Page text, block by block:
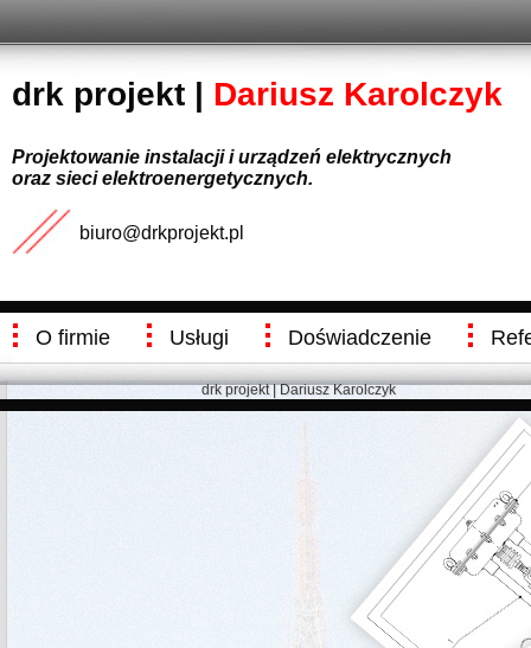
drk projekt | Dariusz Karolczyk
Projektowanie instalacji i urządzeń elektrycznych
oraz sieci elektroenergetycznych.
biuro@drkprojekt.pl
O firmie Usługi Doświadczenie
drk projekt | Dariusz Karolczyk